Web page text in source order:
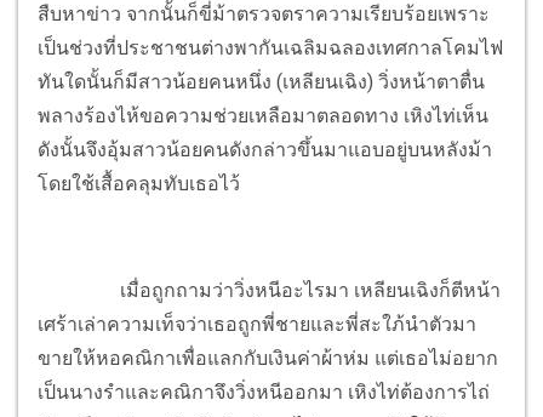
สืบหาข่าว จากนั้นก็ขี่ม้าตรวจตราความเรียบร้อยเพราะ
เป็นช่วงที่ประชาชนต่างพากันเฉลิมฉลองเทศกาลโคมไฟ
ทันใดนั้นก็มีสาวน้อยคนหนึ่ง (เหลียนเฉิง) วิ่งหน้าตาตื่น
พลางร้องไห้ขอความช่วยเหลือมาตลอดทาง เหิงไท่เห็น
ดังนั้นจึงอุ้มสาวน้อยคนดังกล่าวขึ้นมาแอบอยู่บนหลังม้า
โดยใช้เสื้อคลุมทับเธอไว้
เมื่อถูกถามว่าวิ่งหนีอะไรมา เหลียนเฉิงก็ตีหน้า
เศร้าเล่าความเท็จว่าเธอถูกพี่ชายและพี่สะใภ้นำตัวมา
ขายให้หอคณิกาเพื่อแลกกับเงินค่าผ้าห่ม แต่เธอไม่อยาก
เป็นนางรำและคณิกาจึงวิ่งหนีออกมา เหิงไท่ต้องการไถ่